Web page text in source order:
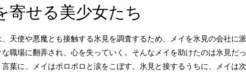
寄せる美少女たち
、天使や悪魔とも接触する氷見を調査するため、メイを氷見の会社に
職場に翻弄され、心を失っていく。そんなメイを助けたのは氷見だ
葉に、メイはポロポロと涙をこぼす。氷見と接するうちに、メイは